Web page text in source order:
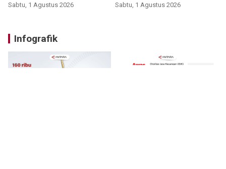
Sabtu, 1 Agustus 2026 Sabtu, 1 Agustus 2026
Infografik